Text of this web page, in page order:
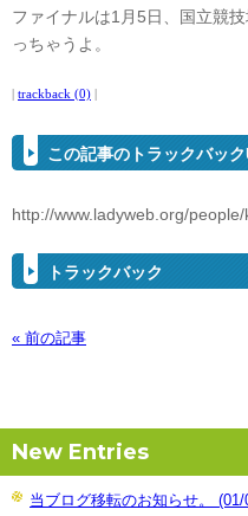
ファイナルは1月5日、国立競
っちゃうよ。
| trackback (0) |
この記事のトラックバッ
http://www.ladyweb.org/
トラックバック
« 前の記事
New Entries
当ブログ移転のお知らせ。 (01/